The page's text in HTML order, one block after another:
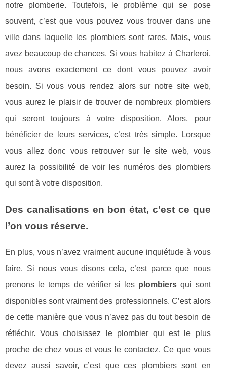
notre plomberie. Toutefois, le problème qui se pose
souvent, c’est que vous pouvez vous trouver dans une
ville dans laquelle les plombiers sont rares. Mais, vous
avez beaucoup de chances. Si vous habitez à Charleroi,
nous avons exactement ce dont vous pouvez avoir
besoin. Si vous vous rendez alors sur notre site web,
vous aurez le plaisir de trouver de nombreux plombiers
qui seront toujours à votre disposition. Alors, pour
bénéficier de leurs services, c’est très simple. Lorsque
vous allez donc vous retrouver sur le site web, vous
aurez la possibilité de voir les numéros des plombiers
qui sont à votre disposition.
Des canalisations en bon état, c’est ce que
l’on vous réserve.
En plus, vous n’avez vraiment aucune inquiétude à vous
faire. Si nous vous disons cela, c’est parce que nous
prenons le temps de vérifier si les plombiers qui sont
disponibles sont vraiment des professionnels. C’est alors
de cette manière que vous n’avez pas du tout besoin de
réfléchir. Vous choisissez le plombier qui est le plus
proche de chez vous et vous le contactez. Ce que vous
devez aussi savoir, c’est que ces plombiers sont en